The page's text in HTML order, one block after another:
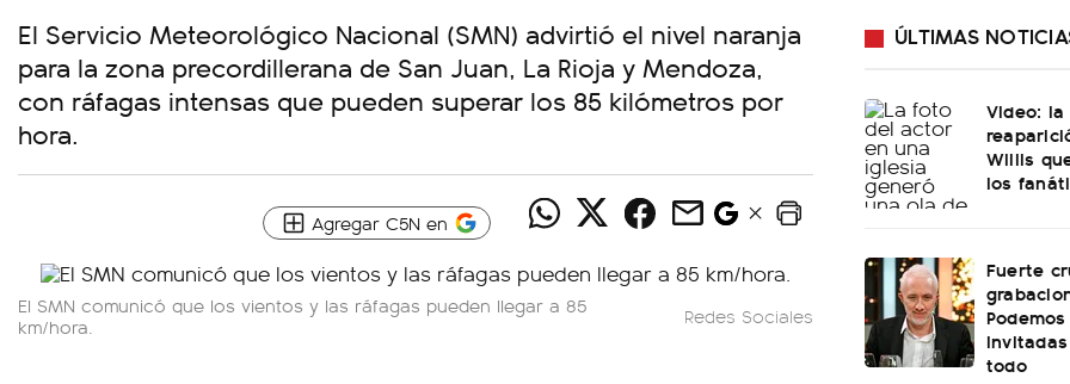
El Servicio Meteorológico Nacional (SMN) advirtió el nivel naranja
para la zona precordillerana de San Juan, La Rioja y Mendoza,
con ráfagas intensas que pueden superar los 85 kilómetros por
hora.
Agregar C5N en
El SMN comunicó que los vientos y las ráfagas pueden llegar a 85
km/hora.
Redes Sociales
ÚLTIMAS
Video: la
Willis
los
Fuerte
todo